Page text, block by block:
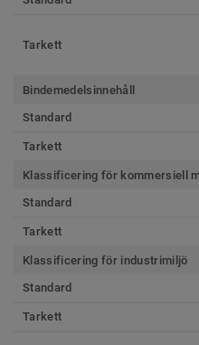
Tarkett
Bindemedelsinnehåll
Standard
Tarkett
Klassificering för kommersiell
Standard
Tarkett
Klassificering för industrimiljö
Standard
Tarkett